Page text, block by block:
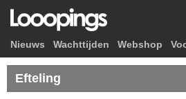
Nieuws Wachttijden Webshop
Efteling